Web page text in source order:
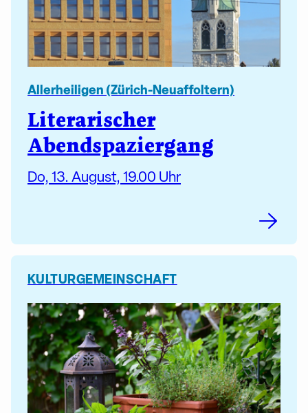
Allerheiligen (Zürich-Neuaffoltern)
Literarischer
Abendspaziergang
Do, 13. August, 19.00 Uhr
KULTURGEMEINSCHAFT